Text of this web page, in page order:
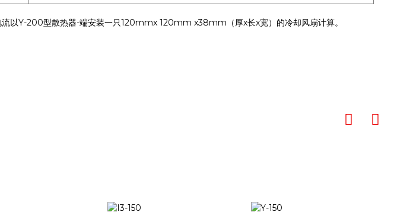
以Y-200型散热器-端安装一只120mmx 120mm x38mm（厚x长x宽）的冷却风扇计算。